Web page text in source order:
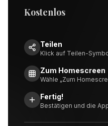
Kostenlos
Teilen
Klick auf Teilen-
Zum Homescreen
Wähle „Zum
Fertig!
Bestätigen und die